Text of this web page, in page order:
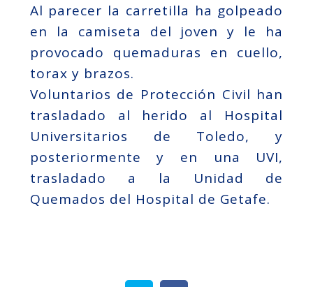
Al parecer la carretilla ha golpeado
en la camiseta del joven y le ha
provocado quemaduras en cuello,
torax y brazos.
Voluntarios de Protección Civil han
trasladado al herido al Hospital
Universitarios de Toledo, y
posteriormente y en una UVI,
trasladado a la Unidad de
Quemados del Hospital de Getafe.